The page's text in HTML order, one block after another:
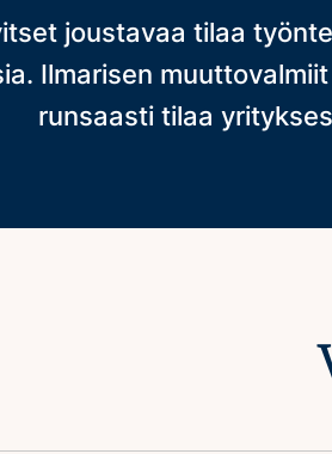
joustavaa tilaa
Ilmarisen
runsaasti tilaa